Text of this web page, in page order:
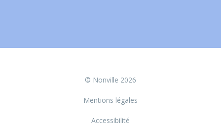
© Nonville 2026
Mentions légales
Accessibilité